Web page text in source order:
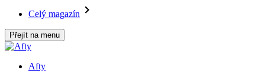
Celý magazín
Přejít na menu
Afty